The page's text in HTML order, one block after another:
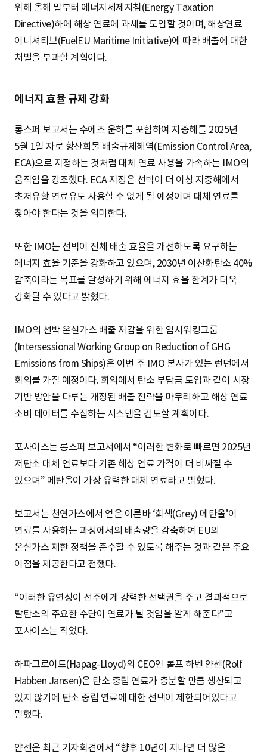
위해 올해 말부터 에너지세제지침(Energy Taxation
Directive)하에 해상 연료에 과세를 도입할 것이며, 해상연료
이니셔티브(FuelEU Maritime Initiative)에 따라 배출에 대한
처벌을 부과할 계획이다.
에너지 효율 규제 강화
롱스퍼 보고서는 수에즈 운하를 포함하여 지중해를 2025년
5월 1일 자로 항산화물 배출규제해역(Emission Control Area,
ECA)으로 지정하는 것처럼 대체 연료 사용을 가속하는 IMO의
움직임을 강조했다. ECA 지정은 선박이 더 이상 지중해에서
초저유황 연료유도 사용할 수 없게 될 예정이며 대체 연료를
찾아야 한다는 것을 의미한다.
또한 IMO는 선박이 전체 배출 효율을 개선하도록 요구하는
에너지 효율 기준을 강화하고 있으며, 2030년 이산화탄소 40%
감축이라는 목표를 달성하기 위해 에너지 효율 한계가 더욱
강화될 수 있다고 밝혔다.
IMO의 선박 온실가스 배출 저감을 위한 임시워킹그룹
(Intersessional Working Group on Reduction of GHG
Emissions from Ships)은 이번 주 IMO 본사가 있는 런던에서
회의를 가질 예정이다. 회의에서 탄소 부담금 도입과 같이 시장
기반 방안을 다루는 개정된 배출 전략을 마무리하고 해상 연료
소비 데이터를 수집하는 시스템을 검토할 계획이다.
포사이스는 롱스퍼 보고서에서 “이러한 변화로 빠르면 2025년
저탄소 대체 연료보다 기존 해상 연료 가격이 더 비싸질 수
있으며” 메탄올이 가장 유력한 대체 연료라고 밝혔다.
보고서는 천연가스에서 얻은 이른바 ‘회색(Grey) 메탄올’이
연료를 사용하는 과정에서의 배출량을 감축하여 EU의
온실가스 제한 정책을 준수할 수 있도록 해주는 것과 같은 주요
이점을 제공한다고 전했다.
“이러한 유연성이 선주에게 강력한 선택권을 주고 결과적으로
탈탄소의 주요한 수단이 연료가 될 것임을 알게 해준다”고
포사이스는 적었다.
하파그로이드(Hapag-Lloyd)의 CEO인 롤프 하벤 얀센(Rolf
Habben Jansen)은 탄소 중립 연료가 충분할 만큼 생산되고
있지 않기에 탄소 중립 연료에 대한 선택이 제한되어있다고
말했다.
얀센은 최근 기자회견에서 “향후 10년이 지나면 더 많은